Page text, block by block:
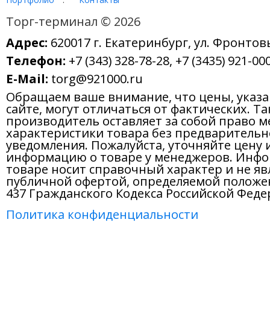
Торг-терминал © 2026
Адрес: 620017 г. Екатеринбург, ул.
Телефон: +7 (343) 328-78-28, +7 (3435) 921-
E-Mail: torg@921000.ru
Обращаем ваше внимание, что цены,
сайте, могут отличаться от фактических.
производитель оставляет за собой право
характеристики товара без
уведомления. Пожалуйста, уточняйте цену
информацию о товаре у менеджеров.
товаре носит справочный характер и не
публичной офертой, определяемой
437 Гражданского Кодекса Российской
Политика конфиденциальности